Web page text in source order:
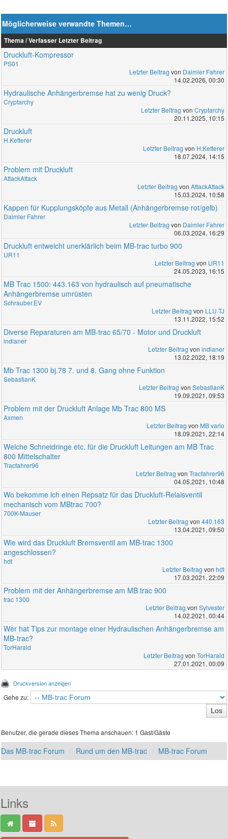
Möglicherweise verwandte Themen…
Thema / Verfasser Letzter Beitrag
Druckluft-Kompressor
PS01
Letzter Beitrag von Daimler Fahrer
14.02.2026, 00:30
Hydraulische Anhängerbremse hat zu wenig Druck?
Cryptarchy
Letzter Beitrag von Cryptarchy
20.11.2025, 10:15
Druckluft
H.Ketterer
Letzter Beitrag von H.Ketterer
18.07.2024, 14:15
Problem mit Druckluft
AttackAttack
Letzter Beitrag von AttackAttack
15.03.2024, 10:58
Kappen für Kupplungsköpfe aus Metall (Anhängerbremse rot/gelb)
Daimler Fahrer
Letzter Beitrag von Daimler Fahrer
06.03.2024, 16:29
Druckluft entweicht unerklärlich beim MB-trac turbo 900
UR11
Letzter Beitrag von UR11
24.05.2023, 16:15
MB Trac 1500: 443.163 von hydraulisch auf pneumatische
Anhängerbremse umrüsten
Schrauber.EV
Letzter Beitrag von LLU TJ
13.11.2022, 15:52
Diverse Reparaturen am MB-trac 65/70 - Motor und Druckluft
indianer
Letzter Beitrag von indianer
13.02.2022, 18:19
Mb Trac 1300 bj.78 7. und 8. Gang ohne Funktion
SebastianK
Letzter Beitrag von SebastianK
19.09.2021, 09:53
Problem mit der Druckluft Anlage Mb Trac 800 MS
Axmen
Letzter Beitrag von MB vario
18.09.2021, 22:14
Welche Schneidringe etc. für die Druckluft Leitungen am MB Trac
800 Mittelschalter
Tracfahrer96
Letzter Beitrag von Tracfahrer96
04.05.2021, 10:48
Wo bekomme ich einen Repsatz für das Druckluft-Relaisventil
mechanisch vom MBtrac 700?
700K-Mauser
Letzter Beitrag von 440.163
13.04.2021, 09:50
Wie wird das Druckluft Bremsventil am MB-trac 1300
angeschlossen?
hdt
Letzter Beitrag von hdt
17.03.2021, 22:09
Problem mit der Anhängerbremse am MB trac 900
trac 1300
Letzter Beitrag von Sylvester
14.02.2021, 00:44
Wer hat Tips zur montage einer Hydraulischen Anhängerbremse am
MB-trac?
TorHarald
Letzter Beitrag von TorHarald
27.01.2021, 00:09
Druckversion anzeigen
Gehe zu:
Benutzer, die gerade dieses Thema anschauen: 1 Gast/Gäste
Das MB-trac Forum Rund um den MB-trac MB-trac Forum
Links